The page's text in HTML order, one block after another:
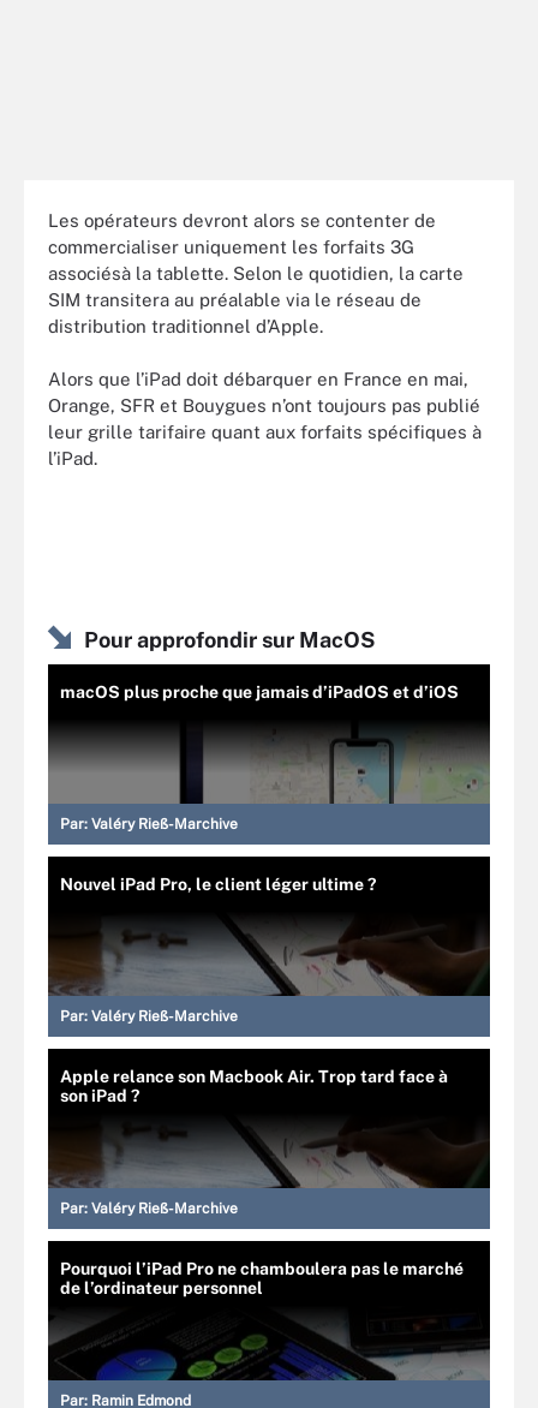
Les opérateurs devront alors se contenter de
commercialiser uniquement les forfaits 3G
associésà la tablette. Selon le quotidien, la carte
SIM transitera au préalable via le réseau de
distribution traditionnel d’Apple.
Alors que l’iPad doit débarquer en France en mai,
Orange, SFR et Bouygues n’ont toujours pas publié
leur grille tarifaire quant aux forfaits spécifiques à
l’iPad.
Pour approfondir sur MacOS
macOS plus proche que jamais d’iPadOS et d’iOS
Par: Valéry Rieß-Marchive
Nouvel iPad Pro, le client léger ultime ?
Par: Valéry Rieß-Marchive
Apple relance son Macbook Air. Trop tard face à
son iPad ?
Par: Valéry Rieß-Marchive
Pourquoi l’iPad Pro ne chamboulera pas le marché
de l’ordinateur personnel
Par: Ramin Edmond